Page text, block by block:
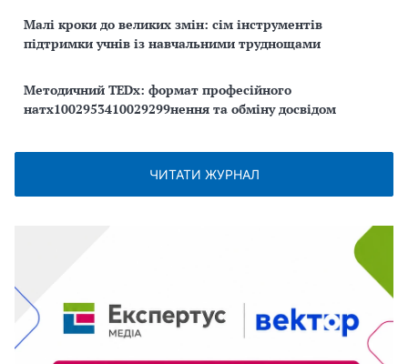
Малі кроки до великих змін: сім інструментів
підтримки учнів із навчальними труднощами
Методичний TEDx: формат професійного
натх1002953410029299нення та обміну досвідом
ЧИТАТИ ЖУРНАЛ